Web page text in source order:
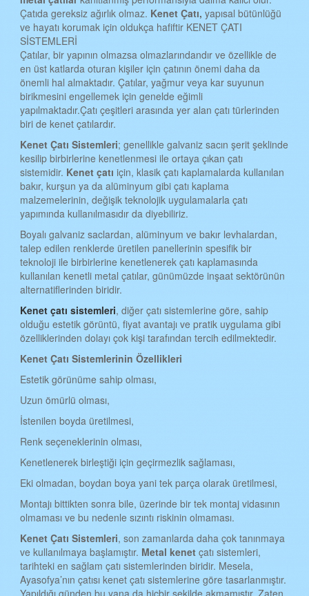
GÜMÜŞHANE KENET ÇATI
HAKKARİ KENET ÇATI
HATAY KENET ÇATI
ISPARTA KENET ÇATI
MERSİN KENET ÇATI
iSTANBUL KENET ÇATI
İZMİR KENET ÇATI
KARS KENET ÇATI
KASTAMONU KENET ÇATI
KAYSERİ KENET ÇATI
KIRKLARELİ KENET ÇATI
KIRŞEHİR KENET ÇATI
KOCAELİ KENET ÇATI
KONYA KENET ÇATI
KÜTAHYA KENET ÇATI
MALATYA KENET ÇATI
MANİSA KENET ÇATI
KAHRAMANMARAŞ KENET ÇATI
MARDİN KENET ÇATI
MUĞLA KENET ÇATI
MUŞ KENET ÇATI
NEVŞEHİR KENET ÇATI
NİĞDE KENET ÇATI
ORDU KENET ÇATI
Çatıda gereksiz ağırlık olmaz. Kenet Çatı, yapısal bütünlüğü
ve hayatı korumak için oldukça hafiftir KENET ÇATI
SİSTEMLERİ
Çatılar, bir yapının olmazsa olmazlarındandır ve özellikle de
en üst katlarda oturan kişiler için çatının önemi daha da
önemli hal almaktadır. Çatılar, yağmur veya kar suyunun
birikmesini engellemek için genelde eğimli
yapılmaktadır.Çatı çeşitleri arasında yer alan çatı türlerinden
biri de kenet çatılardır.
Kenet Çatı Sistemleri; genellikle galvaniz sacın şerit şeklinde
kesilip birbirlerine kenetlenmesi ile ortaya çıkan çatı
sistemidir. Kenet çatıiçin, klasik çatı kaplamalarda kullanılan
bakır, kurşun ya da alüminyum gibi çatı kaplama
malzemelerinin, değişik teknolojik uygulamalarla çatı
yapımında kullanılmasıdır da diyebiliriz.
Boyalı galvaniz saclardan, alüminyum ve bakır levhalardan,
talep edilen renklerde üretilen panellerinin spesifik bir
teknoloji ile birbirlerine kenetlenerek çatı kaplamasında
kullanılan kenetli metal çatılar, günümüzde inşaat sektörünün
alternatiflerinden biridir.
Kenet çatı sistemleri, diğer çatı sistemlerine göre, sahip
olduğu estetik görüntü, fiyat avantajı ve pratik uygulama gibi
özelliklerinden dolayı çok kişi tarafından tercih edilmektedir.
Kenet Çatı Sistemlerinin Özellikleri
Estetik görünüme sahip olması,
Uzun ömürlü olması,
İstenilen boyda üretilmesi,
Renk seçeneklerinin olması,
Kenetlenerek birleştiği için geçirmezlik sağlaması,
Eki olmadan, boydan boya yani tek parça olarak üretilmesi,
Montajı bittikten sonra bile, üzerinde bir tek montaj vidasının
olmaması ve bu nedenle sızıntı riskinin olmaması.
KenetÇatıSistemleri, son zamanlarda daha çok tanınmaya
ve kullanılmaya başlamıştır. Metal kenetçatı sistemleri,
tarihteki en sağlam çatı sistemlerinden biridir. Mesela,
Ayasofya’nın çatısı kenet çatı sistemlerine göre tasarlanmıştır.
Yapıldığı günden bu yana da hiçbir şekilde akmamıştır. Zaten